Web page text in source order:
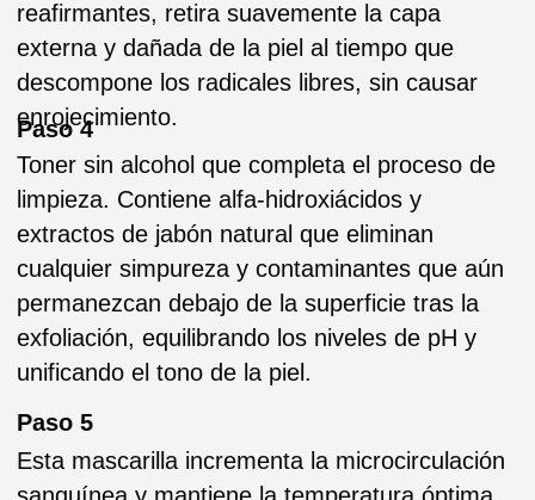
Paso 9
El serum es un delicado tratamiento que
proporciona el acabado perfecto para una piel
Paso 8
Fresca y relajante, la mascarilla es rica en
antioxidantes naturales y enzimas vegetales.
Esta mascarilla remodeladora aporta una capa
de fibras elásticas que remodelan la textura de
la piel, proporcionando un efecto lifting
Paso 7
Gotas multivitamínicas y antioxidantes,
mejoran el efecto de las fibras de seda al
aumentar la producción de enzimas clave y
aportar a la piel nutrientes esenciales que
reafirman la capa de ceramidas y rejuvenecen
la piel envejecida. Las gotas preparan la piel
para la mascarilla.
los secretos tras los resultados instantáneos
de seda.